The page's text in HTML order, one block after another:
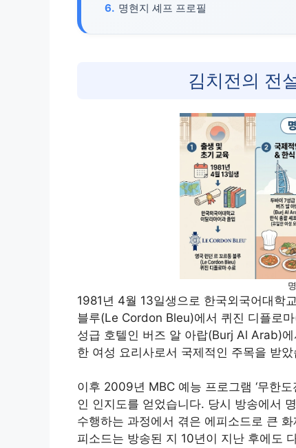
명현지 셰프 프로필
김치전의 전
1981년 4월 13일생으로 한국외국어대학
블루(Le Cordon Bleu)에서 퀴진 디플로
성급 호텔인 버즈 알 아랍(Burj Al Arab)
한 여성 요리사로서 국제적인 주목을 받았
이후 2009년 MBC 예능 프로그램 ‘무한도
인 인지도를 얻었습니다. 당시 방송에서
수행하는 과정에서 겪은 에피소드로 큰
피소드는 방송된 지 10년이 지난 후에도